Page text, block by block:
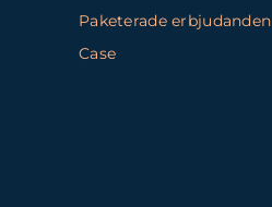
Paketerade erbjudanden
Case